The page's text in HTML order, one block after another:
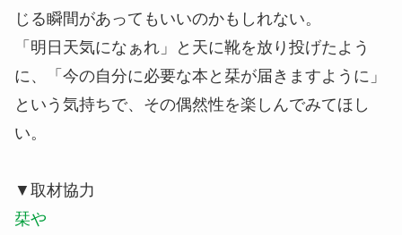
じる瞬間があってもいいのかもしれない。
「明日天気になぁれ」と天に靴を放り投げたよう
に、「今の自分に必要な本と栞が届きますように」
という気持ちで、その偶然性を楽しんでみてほし
い。
▼取材協力
栞や